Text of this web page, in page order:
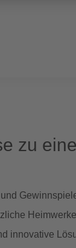
zu
innovative